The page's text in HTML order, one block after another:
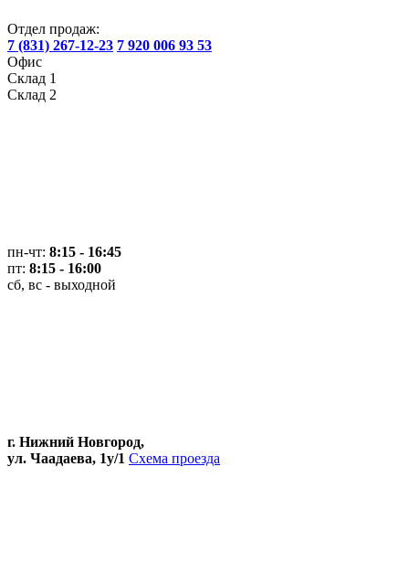
Отдел продаж:
7 (831) 267-12-23 7 920 006 93 53
Офис
Склад 1
Склад 2
пн-чт: 8:15 - 16:45
пт: 8:15 - 16:00
сб, вс - выходной
г. Нижний Новгород,
ул. Чаадаева, 1у/1 Схема проезда